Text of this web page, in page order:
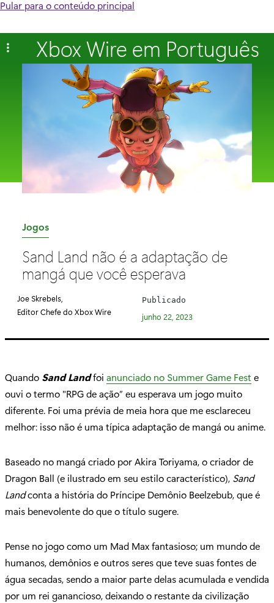
Pular para o conteúdo principal
Xbox Wire em Português
C
t
e
o
i
:
Jogos
Sand Land não é a adaptação de
mangá que você esperava
Joe Skrebels,
Editor Chefe do Xbox Wire
Publicado
junho 22, 2023
Quando Sand Landfoi anunciado no Summer Game Feste
ouvi o termo "RPG de ação” eu esperava um jogo muito
diferente. Foi uma prévia de meia hora que me esclareceu
melhor: isso não é uma típica adaptação de mangá ou anime.
Baseado no mangá criado por Akira Toriyama, o criador de
Dragon Ball (e ilustrado em seu estilo característico), Sand
Landconta a história do Príncipe Demônio Beelzebub, que é
mais benevolente do que o título sugere.
Pense no jogo como um Mad Max fantasioso; um mundo de
humanos, demônios e outros seres que teve suas fontes de
água secadas, sendo a maior parte delas acumulada e vendida
por um rei ganancioso, deixando o restante da civilização